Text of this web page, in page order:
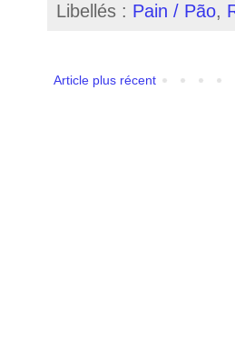
Libellés : Pain / Pão,
Article plus récent